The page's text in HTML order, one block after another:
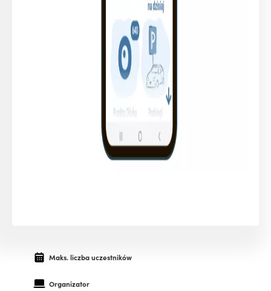
Maks. liczba uczestników
Organizator